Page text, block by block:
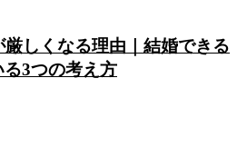
しくなる理由｜結婚できる
3つの考え方